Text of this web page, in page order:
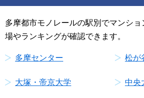
多摩都市モノレールの駅別でマンシ
場やランキングが確認できます。
多摩センター 松が
大塚・帝京大学 中央